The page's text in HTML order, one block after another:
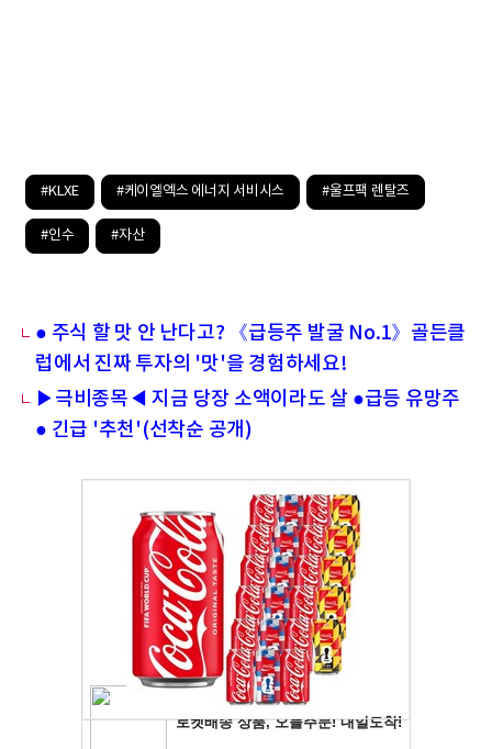
#KLXE #케이엘엑스 에너지 서비시스 #울프팩 렌탈즈
#인수 #자산
● 주식 할 맛 안 난다고? 《급등주 발굴 No.1》골든클
럽에서 진짜 투자의 '맛'을 경험하세요!
▶극비종목◀ 지금 당장 소액이라도 살 ●급등 유망주
● 긴급 '추천'(선착순 공개)